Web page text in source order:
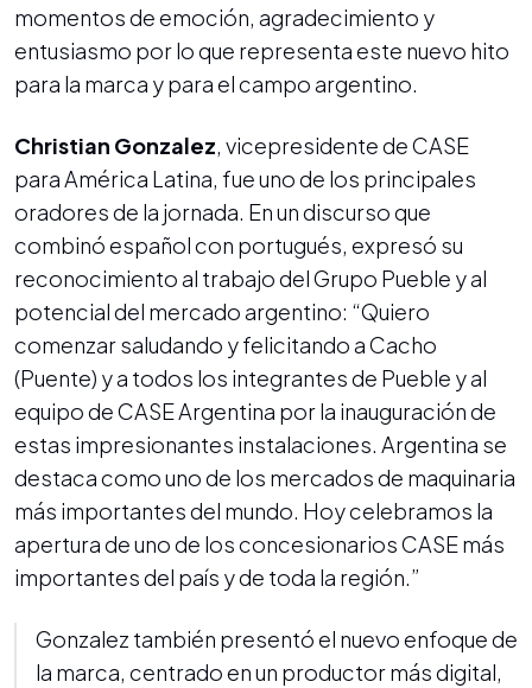
momentos de emoción, agradecimiento y
entusiasmo por lo que representa este nuevo hito
para la marca y para el campo argentino.
Christian Gonzalez, vicepresidente de CASE
para América Latina, fue uno de los principales
oradores de la jornada. En un discurso que
combinó español con portugués, expresó su
reconocimiento al trabajo del Grupo Pueble y al
potencial del mercado argentino: “Quiero
comenzar saludando y felicitando a Cacho
(Puente) y a todos los integrantes de Pueble y al
equipo de CASE Argentina por la inauguración de
estas impresionantes instalaciones. Argentina se
destaca como uno de los mercados de maquinaria
más importantes del mundo. Hoy celebramos la
apertura de uno de los concesionarios CASE más
importantes del país y de toda la región.”
Gonzalez también presentó el nuevo enfoque de
la marca, centrado en un productor más digital,